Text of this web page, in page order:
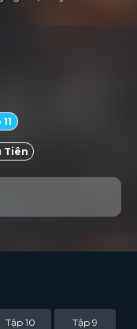
cho sự trưởng
“Ba mươi năm Hà
thiếu niên
trưởng thành và
dừng lại ở đó…
Tiên
Tập 10 Tập 9